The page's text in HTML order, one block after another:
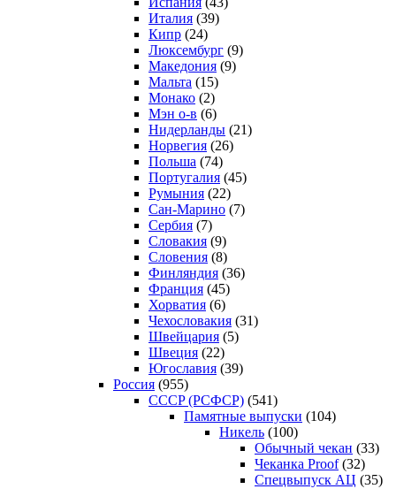
Италия (39)
Кипр (24)
Люксембург (9)
Македония (9)
Мальта (15)
Монако (2)
Мэн о-в (6)
Нидерланды (21)
Норвегия (26)
Польша (74)
Португалия (45)
Румыния (22)
Сан-Марино (7)
Сербия (7)
Словакия (9)
Словения (8)
Финляндия (36)
Франция (45)
Хорватия (6)
Чехословакия (31)
Швейцария (5)
Швеция (22)
Югославия (39)
Россия (955)
CCCP (РСФСР) (541)
Памятные выпуски (104)
Никель (100)
Обычный чекан (33)
Чеканка Proof(32)
Спецвыпуск АЦ (35)